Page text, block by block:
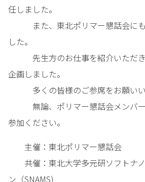
任しました。
また、東北ポリマー懇話会にも
した。
先生方のお仕事を紹介いただき
企画しました。
多くの皆様のご参席をお願いい
無論、ポリマー懇話会メンバー
参加ください。
主催：東北ポリマー懇話会
共催：東北大学多元研ソフトナノ
ン（SNAMS)